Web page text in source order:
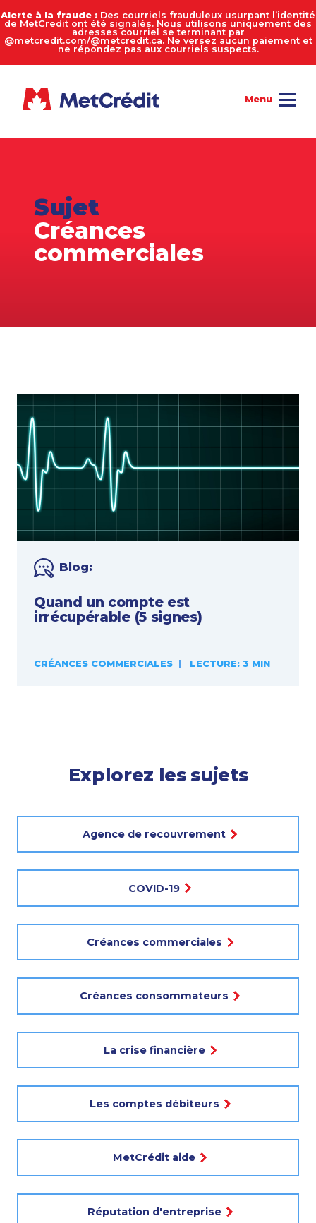
Alerte à la fraude : Des courriels frauduleux usurpant l’identité
de MetCredit ont été signalés. Nous utilisons uniquement des
adresses courriel se terminant par
@metcredit.com/@metcredit.ca. Ne versez aucun paiement et
ne répondez pas aux courriels suspects.
Sujet
Créances
commerciales
Blog:
Quand un compte est
irrécupérable (5 signes)
CRÉANCES COMMERCIALES LECTURE: 3 MIN
Explorez les sujets
Agence de recouvrement
COVID-19
Créances commerciales
Créances consommateurs
La crise financière
Les comptes débiteurs
MetCrédit aide
Réputation d'entreprise